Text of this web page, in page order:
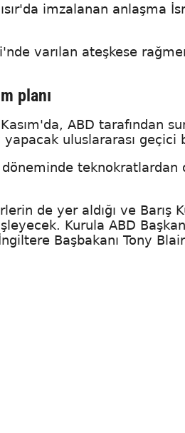
imzalanan
varılan ateşkese
planı
ABD tarafından
uluslararası
teknokratlardan
de yer aldığı ve Barış
Kurula ABD
Başbakanı Tony